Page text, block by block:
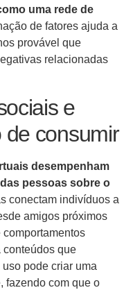
uma rede de
de fatores ajuda a
provável que
relacionadas
e
de consumir
desempenham
pessoas sobre o
conectam indivíduos a
amigos próximos
conteúdos que
pode criar uma
fazendo com que o